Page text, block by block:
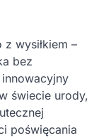
wysiłkiem –
bez
innowacyjny
świecie urody,
poświęcania